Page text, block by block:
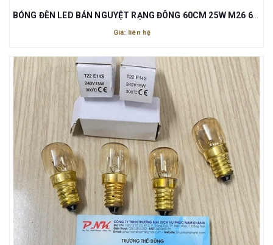
BÓNG ĐÈN LED BÁN NGUYỆT RẠNG ĐÔNG 60CM 25W M26 600/25W
Giá: liên hệ